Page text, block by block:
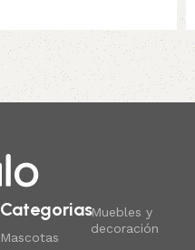
Categorias
Mascotas
Muebles y
decoración